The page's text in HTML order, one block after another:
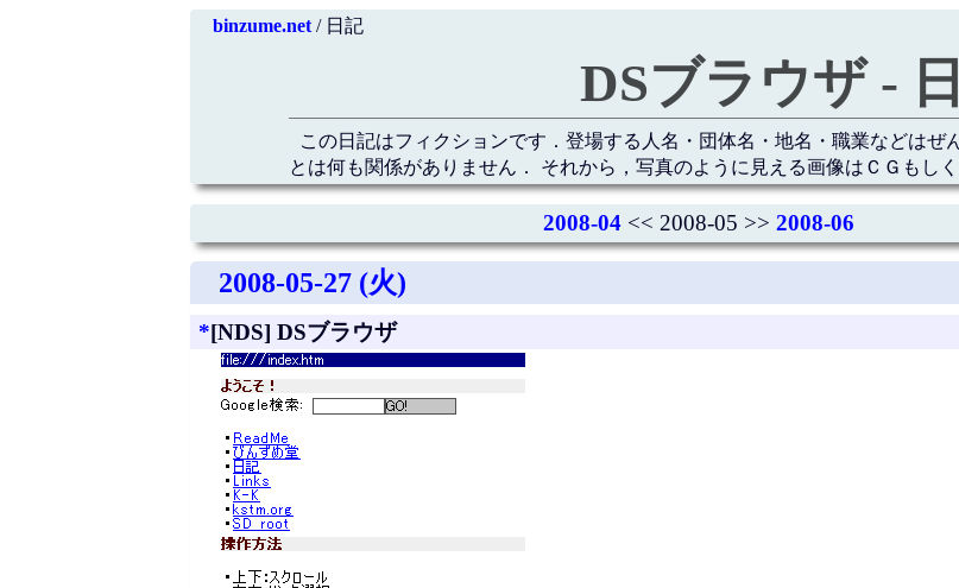
binzume.net/ 日記
DSブラウザ -
この日記はフィクションです．登場する人名・団体名・地名・職業などはぜ
とは何も関係がありません． それから，写真のように見える画像はＣＧもし
2008-04 << 2008-05 >> 2008-06
2008-05-27 (火)
*[NDS] DSブラウザ